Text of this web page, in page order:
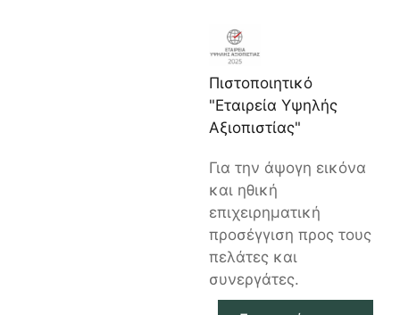
Πιστοποιητικό
"Εταιρεία Υψηλής
Αξιοπιστίας"
Για την άψογη εικόνα
και ηθική
επιχειρηματική
προσέγγιση προς τους
πελάτες και
συνεργάτες.